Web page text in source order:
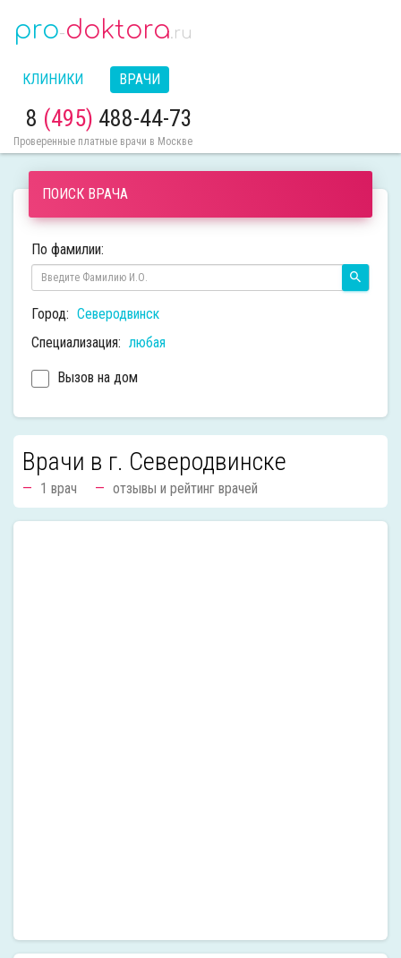
pro-doktora.ru
КЛИНИКИ ВРАЧИ
8 (495) 488-44-73
Проверенные платные врачи в Москве
ПОИСК ВРАЧА
По фамилии:
Город: Северодвинск
Специализация: любая
Вызов на дом
Врачи в г. Северодвинске
1 врач отзывы и рейтинг врачей